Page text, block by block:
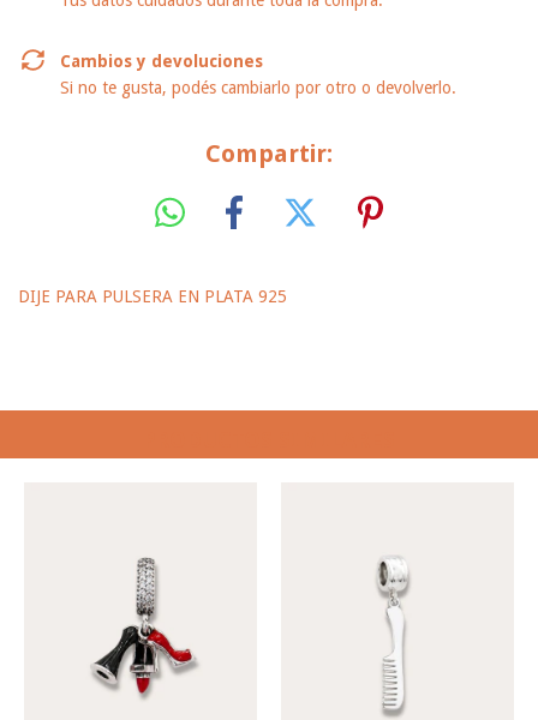
Cambios y devoluciones
Si no te gusta, podés cambiarlo por otro o devolverlo.
Compartir:
DIJE PARA PULSERA EN PLATA 925